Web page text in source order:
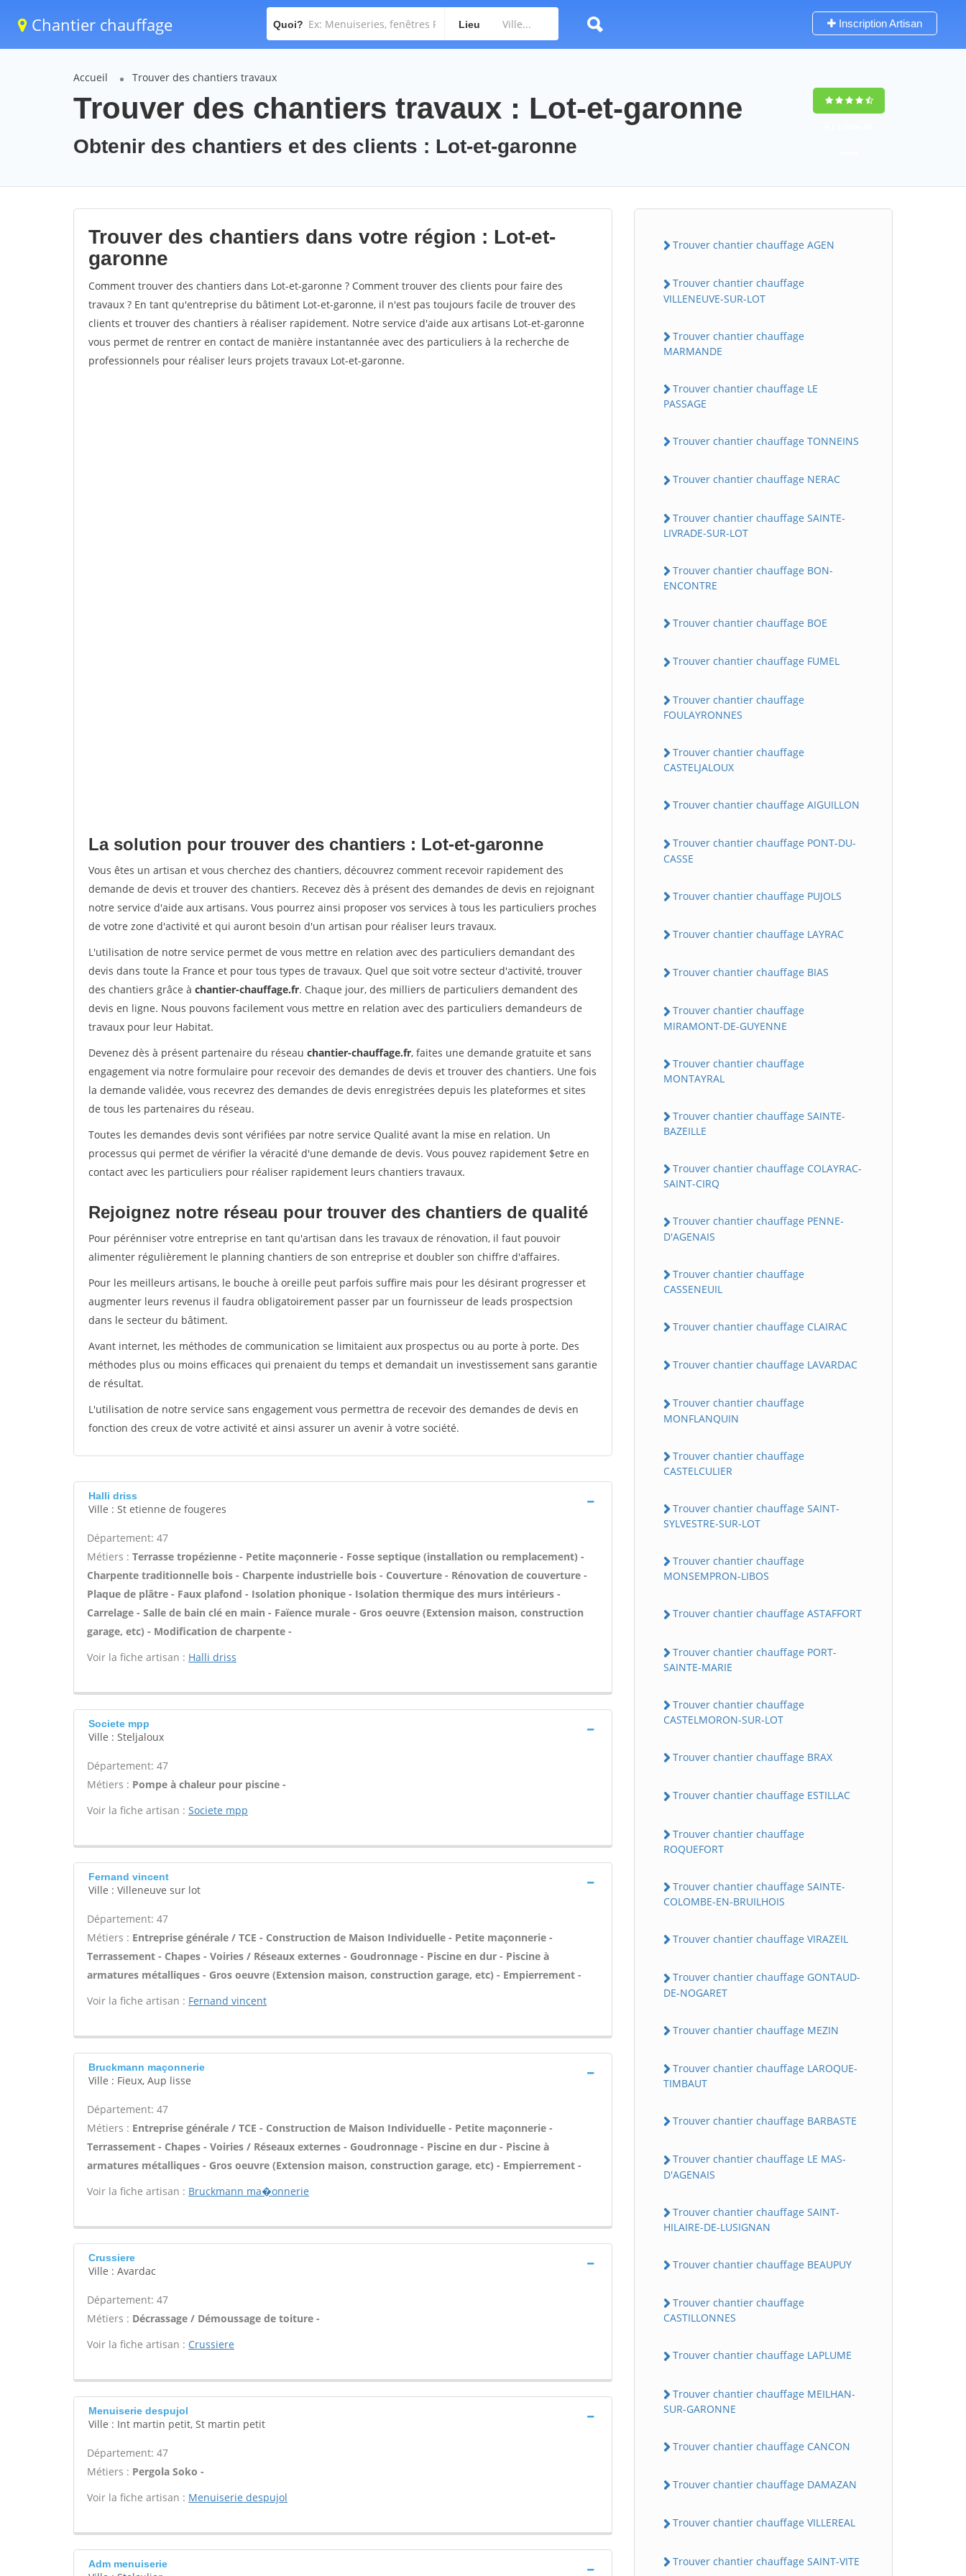
Chantier chauffage Quoi? Lieu Inscription Artisan
Accueil Trouver des chantiers travaux
Trouver des chantiers travaux : Lot-et-garonne
Obtenir des chantiers et des clients : Lot-et-garonne
Trouver des chantiers dans votre région : Lot-et-
garonne
Comment trouver des chantiers dans Lot-et-garonne ? Comment trouver des clients pour faire des
travaux ? En tant qu'entreprise du bâtiment Lot-et-garonne, il n'est pas toujours facile de trouver des
clients et trouver des chantiers à réaliser rapidement. Notre service d'aide aux artisans Lot-et-garonne
vous permet de rentrer en contact de manière instantannée avec des particuliers à la recherche de
professionnels pour réaliser leurs projets travaux Lot-et-garonne.
La solution pour trouver des chantiers : Lot-et-garonne
Vous êtes un artisan et vous cherchez des chantiers, découvrez comment recevoir rapidement des
demande de devis et trouver des chantiers. Recevez dès à présent des demandes de devis en rejoignant
notre service d'aide aux artisans. Vous pourrez ainsi proposer vos services à tous les particuliers proches
de votre zone d'activité et qui auront besoin d'un artisan pour réaliser leurs travaux.
L'utilisation de notre service permet de vous mettre en relation avec des particuliers demandant des
devis dans toute la France et pour tous types de travaux. Quel que soit votre secteur d'activité, trouver
des chantiers grâce à chantier-chauffage.fr. Chaque jour, des milliers de particuliers demandent des
devis en ligne. Nous pouvons facilement vous mettre en relation avec des particuliers demandeurs de
travaux pour leur Habitat.
Devenez dès à présent partenaire du réseau chantier-chauffage.fr, faites une demande gratuite et sans
engagement via notre formulaire pour recevoir des demandes de devis et trouver des chantiers. Une fois
la demande validée, vous recevrez des demandes de devis enregistrées depuis les plateformes et sites
de tous les partenaires du réseau.
Toutes les demandes devis sont vérifiées par notre service Qualité avant la mise en relation. Un
processus qui permet de vérifier la véracité d'une demande de devis. Vous pouvez rapidement $etre en
contact avec les particuliers pour réaliser rapidement leurs chantiers travaux.
Rejoignez notre réseau pour trouver des chantiers de qualité
Pour pérénniser votre entreprise en tant qu'artisan dans les travaux de rénovation, il faut pouvoir
alimenter régulièrement le planning chantiers de son entreprise et doubler son chiffre d'affaires.
Pour les meilleurs artisans, le bouche à oreille peut parfois suffire mais pour les désirant progresser et
augmenter leurs revenus il faudra obligatoirement passer par un fournisseur de leads prospectsion
dans le secteur du bâtiment.
Avant internet, les méthodes de communication se limitaient aux prospectus ou au porte à porte. Des
méthodes plus ou moins efficaces qui prenaient du temps et demandait un investissement sans garantie
de résultat.
L'utilisation de notre service sans engagement vous permettra de recevoir des demandes de devis en
fonction des creux de votre activité et ainsi assurer un avenir à votre société.
Halli driss
Ville : St etienne de fougeres
Département: 47
Métiers : Terrasse tropézienne - Petite maçonnerie - Fosse septique (installation ou remplacement) -
Charpente traditionnelle bois - Charpente industrielle bois - Couverture - Rénovation de couverture -
Plaque de plâtre - Faux plafond - Isolation phonique - Isolation thermique des murs intérieurs -
Carrelage - Salle de bain clé en main - Faïence murale - Gros oeuvre (Extension maison, construction
garage, etc) - Modification de charpente -
Voir la fiche artisan : Halli driss
Societe mpp
Ville : Steljaloux
Département: 47
Métiers : Pompe à chaleur pour piscine -
Voir la fiche artisan : Societe mpp
Fernand vincent
Ville : Villeneuve sur lot
Département: 47
Métiers : Entreprise générale / TCE - Construction de Maison Individuelle - Petite maçonnerie -
Terrassement - Chapes - Voiries / Réseaux externes - Goudronnage - Piscine en dur - Piscine à
armatures métalliques - Gros oeuvre (Extension maison, construction garage, etc) - Empierrement -
Voir la fiche artisan : Fernand vincent
Bruckmann maçonnerie
Ville : Fieux, Aup lisse
Département: 47
Métiers : Entreprise générale / TCE - Construction de Maison Individuelle - Petite maçonnerie -
Terrassement - Chapes - Voiries / Réseaux externes - Goudronnage - Piscine en dur - Piscine à
armatures métalliques - Gros oeuvre (Extension maison, construction garage, etc) - Empierrement -
Voir la fiche artisan : Bruckmann ma�onnerie
Crussiere
Ville : Avardac
Département: 47
Métiers : Décrassage / Démoussage de toiture -
Voir la fiche artisan : Crussiere
Menuiserie despujol
Ville : Int martin petit, St martin petit
Département: 47
Métiers : Pergola Soko -
Voir la fiche artisan : Menuiserie despujol
Adm menuiserie
Trouver chantier chauffage AGEN
Trouver chantier chauffage
VILLENEUVE-SUR-LOT
Trouver chantier chauffage
MARMANDE
Trouver chantier chauffage LE
PASSAGE
Trouver chantier chauffage TONNEINS
Trouver chantier chauffage NERAC
Trouver chantier chauffage SAINTE-
LIVRADE-SUR-LOT
Trouver chantier chauffage BON-
ENCONTRE
Trouver chantier chauffage BOE
Trouver chantier chauffage FUMEL
Trouver chantier chauffage
FOULAYRONNES
Trouver chantier chauffage
CASTELJALOUX
Trouver chantier chauffage AIGUILLON
Trouver chantier chauffage PONT-DU-
CASSE
Trouver chantier chauffage PUJOLS
Trouver chantier chauffage LAYRAC
Trouver chantier chauffage BIAS
Trouver chantier chauffage
MIRAMONT-DE-GUYENNE
Trouver chantier chauffage
MONTAYRAL
Trouver chantier chauffage SAINTE-
BAZEILLE
Trouver chantier chauffage COLAYRAC-
SAINT-CIRQ
Trouver chantier chauffage PENNE-
D'AGENAIS
Trouver chantier chauffage
CASSENEUIL
Trouver chantier chauffage CLAIRAC
Trouver chantier chauffage LAVARDAC
Trouver chantier chauffage
MONFLANQUIN
Trouver chantier chauffage
CASTELCULIER
Trouver chantier chauffage SAINT-
SYLVESTRE-SUR-LOT
Trouver chantier chauffage
MONSEMPRON-LIBOS
Trouver chantier chauffage ASTAFFORT
Trouver chantier chauffage PORT-
SAINTE-MARIE
Trouver chantier chauffage
CASTELMORON-SUR-LOT
Trouver chantier chauffage BRAX
Trouver chantier chauffage ESTILLAC
Trouver chantier chauffage
ROQUEFORT
Trouver chantier chauffage SAINTE-
COLOMBE-EN-BRUILHOIS
Trouver chantier chauffage VIRAZEIL
Trouver chantier chauffage GONTAUD-
DE-NOGARET
Trouver chantier chauffage MEZIN
Trouver chantier chauffage LAROQUE-
TIMBAUT
Trouver chantier chauffage BARBASTE
Trouver chantier chauffage LE MAS-
D'AGENAIS
Trouver chantier chauffage SAINT-
HILAIRE-DE-LUSIGNAN
Trouver chantier chauffage BEAUPUY
Trouver chantier chauffage
CASTILLONNES
Trouver chantier chauffage LAPLUME
Trouver chantier chauffage MEILHAN-
SUR-GARONNE
Trouver chantier chauffage CANCON
Trouver chantier chauffage DAMAZAN
Trouver chantier chauffage VILLEREAL
Trouver chantier chauffage SAINT-VITE